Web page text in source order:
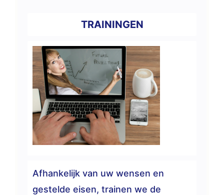
TRAININGEN
Afhankelijk van uw wensen en
gestelde eisen, trainen we de